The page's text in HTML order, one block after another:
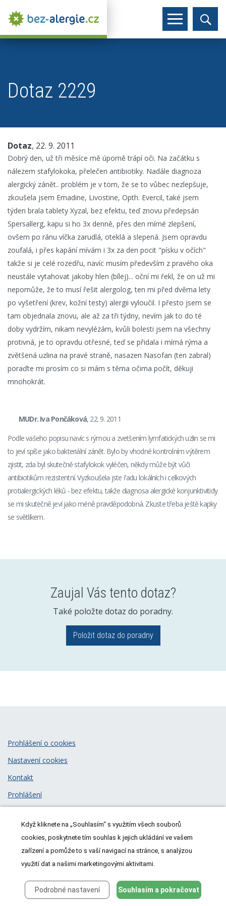
Dotaz 2229
Dotaz, 22. 9. 2011
Dobrý den, už tři měsíce mě úporně trápí oči. Na začátku s
nálezem stafylokoka, přelečen antibiotiky. Nadále diagnoza
alergický zánět.. problém je v tom, že se to vůbec nezlepšuje,
zkoušela jsem Emadine, Livostine, Opth. Evercil, také jsem
týden brala tablety Xyzal, bez efektu, teď znovu předepsán
Spersallerg, kapu si ho 3x denně, přes den mírné zlepšení,
ovšem po ránu víčka zarudlá, oteklá a slepená. Jsem opravdu
zoufalá, i přes kapání mívám i 3x za den pocit "písku v očích"
takže si je celé rozedřu, navíc musím především z pravého oka
neustále vytahovat jakoby hlen (bílej)... oční mi řekl, že on už mi
nepomůže, že to musí řešit alergolog, ten mi před dvěma lety
po vyšetření (krev, kožní testy) alergii vyloučil. I přesto jsem se
tam objednala znovu, ale až za tři týdny, nevím jak to do té
doby vydržím, nikam nevylézám, kvůli bolesti jsem na všechny
protivná, je to opravdu otřesné, teď se přidala i mírná rýma a
zvětšená uzlina na pravé straně, nasazen Nasofan (ten zabral)
poraďte mi prosím co si mám s těma očima počít, děkuji
mnohokrát.
MUDr. Iva Pončáková, 22. 9. 2011
Podle vašeho popisu navíc s rýmou a zvetšením lymfatických uzlin se mi
to jeví spíše jako bakteriální zánět. Bylo by vhodné kontrolním výtěrem
zjistit, zda byl skutečně stafylokok vyléčen, někdy může být vůči
antibiotikům rezistentní. Vyzkoušela jste řadu lokálních i celkových
protialergických léků - bez efektu, takže diagnosa alergické konjunktivitidy
se mi skutečně jeví jako méně pravděpodobná. Zkuste třeba ještě kapky
se světlíkem.
Zaujal Vás tento dotaz?
Také položte dotaz do poradny.
Položit dotaz do poradny
© 2026MeDitorial| ISSN 1805-3408
Prohlášení o cookies
Nastavení cookies
Kontakt
Prohlášení
Když kliknete na „Souhlasím“ s využitím všech souborů
cookies, poskytnete tím souhlas k jejich ukládání ve vašem
zařízení a pomůže to s vaší navigací na stránce, s analýzou
využití dat a našimi marketingovými aktivitami.
Podrobné nastavení Souhlasím a pokračovat